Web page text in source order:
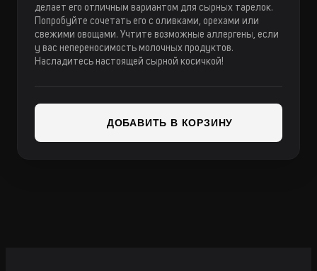
делает его отличным вариантом для сырных тарелок.
Попробуйте сочетать его с оливками, орехами или
свежими овощами. Учтите возможные аллергены, если
у вас непереносимость молочных продуктов.
Насладитесь настоящей сырной косичкой!
ДОБАВИТЬ В КОРЗИНУ